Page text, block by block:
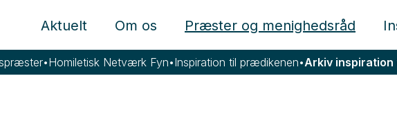
Aktuelt Om os Præster og menighedsråd
•Homiletisk Netværk Fyn•Inspiration til prædikenen•Arkiv